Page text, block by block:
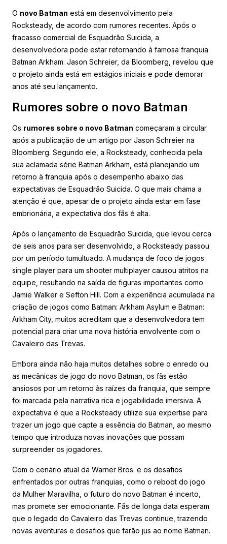
O novo Batman está em desenvolvimento pela
Rocksteady, de acordo com rumores recentes. Após o
fracasso comercial de Esquadrão Suicida, a
desenvolvedora pode estar retornando à famosa franquia
Batman Arkham. Jason Schreier, da Bloomberg, revelou que
o projeto ainda está em estágios iniciais e pode demorar
anos até seu lançamento.
Rumores sobre o novo Batman
Os rumores sobre o novo Batman começaram a circular
após a publicação de um artigo por Jason Schreier na
Bloomberg. Segundo ele, a Rocksteady, conhecida pela
sua aclamada série Batman Arkham, está planejando um
retorno à franquia após o desempenho abaixo das
expectativas de Esquadrão Suicida. O que mais chama a
atenção é que, apesar de o projeto ainda estar em fase
embrionária, a expectativa dos fãs é alta.
Após o lançamento de Esquadrão Suicida, que levou cerca
de seis anos para ser desenvolvido, a Rocksteady passou
por um período tumultuado. A mudança de foco de jogos
single player para um shooter multiplayer causou atritos na
equipe, resultando na saída de figuras importantes como
Jamie Walker e Sefton Hill. Com a experiência acumulada na
criação de jogos como Batman: Arkham Asylum e Batman:
Arkham City, muitos acreditam que a desenvolvedora tem
potencial para criar uma nova história envolvente com o
Cavaleiro das Trevas.
Embora ainda não haja muitos detalhes sobre o enredo ou
as mecânicas de jogo do novo Batman, os fãs estão
ansiosos por um retorno às raízes da franquia, que sempre
foi marcada pela narrativa rica e jogabilidade imersiva. A
expectativa é que a Rocksteady utilize sua expertise para
trazer um jogo que capte a essência do Batman, ao mesmo
tempo que introduza novas inovações que possam
surpreender os jogadores.
Com o cenário atual da Warner Bros. e os desafios
enfrentados por outras franquias, como o reboot do jogo
da Mulher Maravilha, o futuro do novo Batman é incerto,
mas promete ser emocionante. Fãs de longa data esperam
que o legado do Cavaleiro das Trevas continue, trazendo
novas aventuras e desafios que farão jus ao nome Batman.